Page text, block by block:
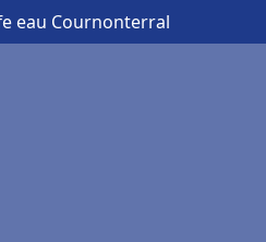
eau Cournonterral